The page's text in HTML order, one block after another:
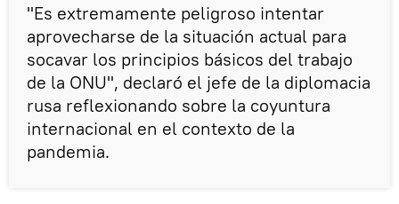
"Es extremamente peligroso intentar
aprovecharse de la situación actual para
socavar los principios básicos del trabajo
de la ONU", declaró el jefe de la diplomacia
rusa reflexionando sobre la coyuntura
internacional en el contexto de la
pandemia.